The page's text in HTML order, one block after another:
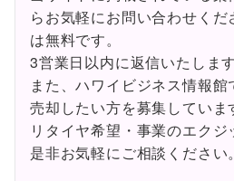
らお気軽にお問い合わせく
は無料です。
3営業日以内に返信いたします
また、ハワイビジネス情報
売却したい方を募集していま
リタイヤ希望・事業のエク
是非お気軽にご相談ください。